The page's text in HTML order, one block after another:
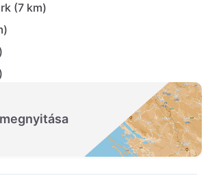
(7 km)